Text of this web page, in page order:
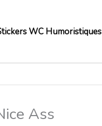
WC Humoristiques
Ass
Plage